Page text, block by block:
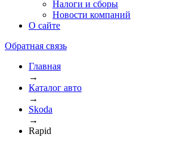
Налоги и сборы
Новости компаний
О сайте
Обратная связь
Главная
→
Каталог авто
→
Skoda
→
Rapid